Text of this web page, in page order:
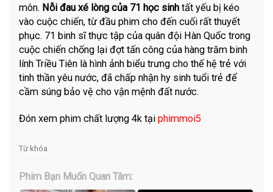
môn. Nỗi đau xé lòng của 71 học sinh tất yếu bị kéo
vào cuộc chiến, từ đầu phim cho đến cuối rất thuyết
phục. 71 binh sĩ thực tập của quân đội Hàn Quốc trong
cuộc chiến chống lại đợt tấn công của hàng trăm binh
lính Triều Tiên là hình ảnh biểu trưng cho thế hệ trẻ với
tinh thần yêu nước, đã chấp nhận hy sinh tuổi trẻ để
cầm súng bảo vệ cho vận mệnh đất nước.
Đón xem phim chất lượng 4k tạiphimmoi5
Từ khóa
Phim Bạn Muốn Quan Tâm: